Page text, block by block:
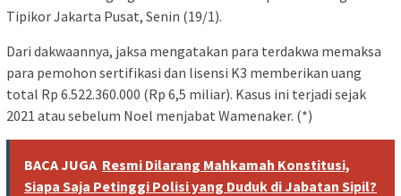
Tipikor Jakarta Pusat, Senin (19/1).
Dari dakwaannya, jaksa mengatakan para terdakwa memaksa
para pemohon sertifikasi dan lisensi K3 memberikan uang
total Rp 6.522.360.000 (Rp 6,5 miliar). Kasus ini terjadi sejak
2021 atau sebelum Noel menjabat Wamenaker. (*)
BACA JUGA Resmi Dilarang Mahkamah Konstitusi,
Siapa Saja Petinggi Polisi yang Duduk di Jabatan Sipil?